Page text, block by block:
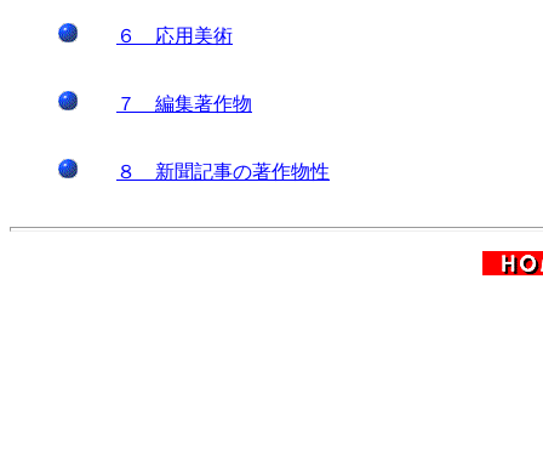
６ 応用美術
７ 編集著作物
８ 新聞記事の著作物性